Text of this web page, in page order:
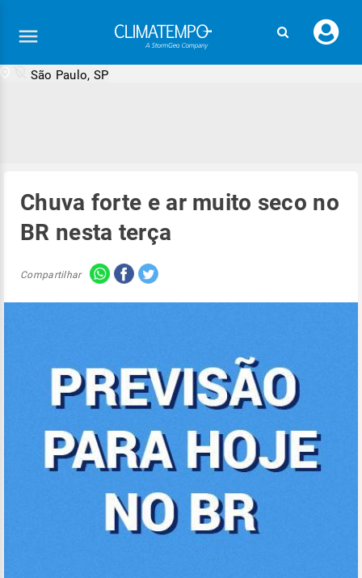
seu
São Paulo, SP
Chuva forte e ar muito seco no
BR nesta terça
Compartilhar